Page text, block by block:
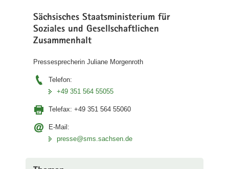
Sächsisches Staatsministerium für
Soziales und Gesellschaftlichen
Zusammenhalt
Pressesprecherin Juliane Morgenroth
Telefon:
+49 351 564 55055
Telefax: +49 351 564 55060
E-Mail:
presse@sms.sachsen.de